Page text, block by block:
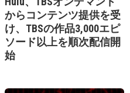
からコンテンツ提供を受
け、TBSの作品3,000エピ
ソード以上を順次配信開
始